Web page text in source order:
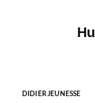
DIDIER JEUNESSE